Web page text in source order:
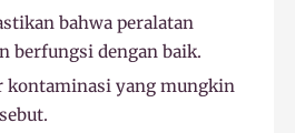
bahwa peralatan
berfungsi dengan baik.
kontaminasi yang mungkin